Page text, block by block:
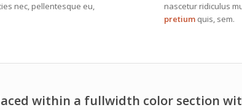
nec, pellentesque eu,
nascetur ridiculus
pretiumquis, sem.
within a fullwidth color section